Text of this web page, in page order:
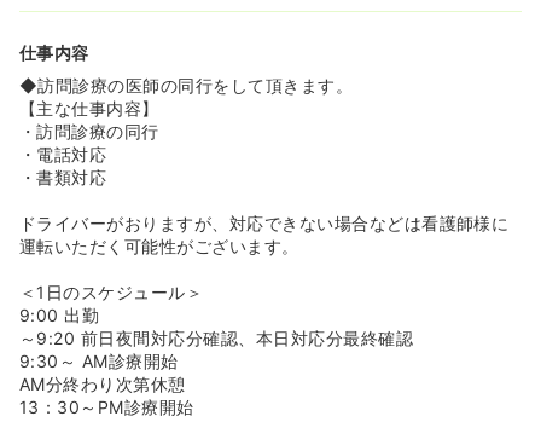
始めることができます！
仕事内容
◆訪問診療の医師の同行をして頂きます。
【主な仕事内容】
・訪問診療の同行
・電話対応
・書類対応
ドライバーがおりますが、対応できない場合などは看護師様に
運転いただく可能性がございます。
＜1日のスケジュール＞
9:00 出勤
～9:20 前日夜間対応分確認、本日対応分最終確認
9:30～ AM診療開始
AM分終わり次第休憩
13：30～PM診療開始